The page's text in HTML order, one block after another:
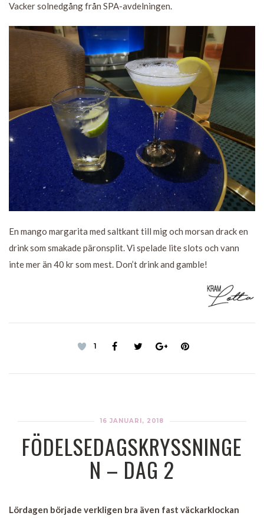
Vacker solnedgång från SPA-avdelningen.
En mango margarita med saltkant till mig och morsan drack en
drink som smakade päronsplit. Vi spelade lite slots och vann
inte mer än 40 kr som mest. Don’t drink and gamble!
1
16 JANUARI, 2018
FÖDELSEDAGSKRYSSNINGE
N – DAG 2
Lördagen började verkligen bra även fast väckarklockan